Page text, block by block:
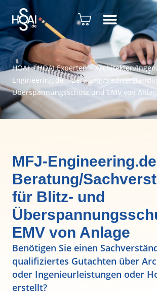
HOAI>HOAI Experten>Architekten/
Engineering.de – Beratung/
Überspannungsschutz und EMV von
MFJ-
Beratung/
für Blitz- und
EMV von Anlage
Benötigen Sie einen
qualifiziertes Gutachten über
oder Ingenieurleistungen oder
erstellt?